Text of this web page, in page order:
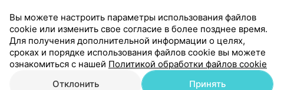
не заношенное. Ночью было тихо, никаких посторонних шумов. Персонал вежливый, на все просьбы отзывается и пытается помочь. За те деньги, что мы заплатили, мы получили больше, чем ожидали. Рекомендую.
Вы можете настроить параметры использования файлов
cookie или изменить свое согласие в более позднее время.
Для получения дополнительной информации о целях,
сроках и порядке использования файлов cookie вы можете
ознакомиться с нашей Политикой обработки файлов cookie
Отклонить
Принять